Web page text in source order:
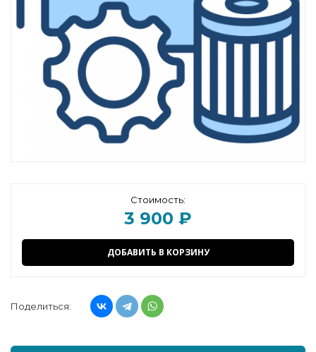
Стоимость:
3 900 ₽
ДОБАВИТЬ В КОРЗИНУ
Поделиться: